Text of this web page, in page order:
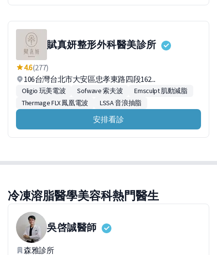
賦真妍整形外科醫美診所
4.6(277)
106台灣台北市大安區忠孝東路四段162...
Oligio 玩美電波 Sofwave 索夫波
Emsculpt 肌動減脂
Thermage FLX 鳳凰電波
LSSA 音浪抽脂
安排看診
冷凍溶脂醫學美容科熱門醫生
吳啓誠醫師
森雅診所